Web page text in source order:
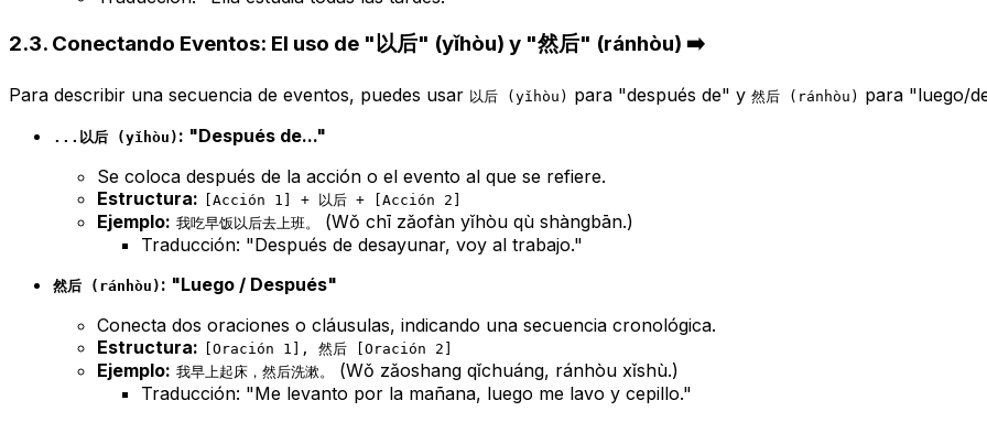
2.3. Conectando Eventos: El uso de "以后" (yǐhòu) y "然后" (ránhòu) ➡️
Para describir una secuencia de eventos, puedes usar 以后 (yǐhòu) para "después de" y 然后 (ránhòu) para "luego/
...以后 (yǐhòu) : "Después de..."
Se coloca después de la acción o el evento al que se refiere.
Estructura:
[Acción 1] + 以后 + [Acción 2]
Ejemplo: 我吃早饭以后去上班。
(Wǒ chī zǎofàn yǐhòu qù shàngbān.)
Traducción: "Después de desayunar, voy al trabajo."
然后 (ránhòu) : "Luego / Después"
Conecta dos oraciones o cláusulas, indicando una secuencia cronológica.
Estructura:
[Oración 1], 然后 [Oración 2]
Ejemplo: 我早上起床，然后洗漱。
(Wǒ zǎoshang qǐchuáng, ránhòu xǐshù.)
Traducción: "Me levanto por la mañana, luego me lavo y cepillo."